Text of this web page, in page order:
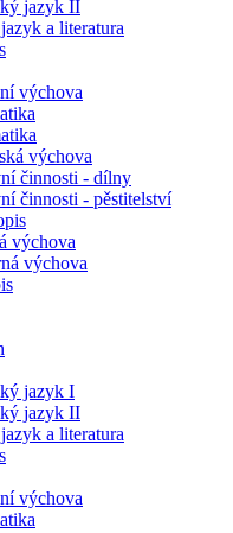
jazyk II
a literatura
výchova
výchova
činnosti - dílny
činnosti - pěstitelství
výchova
výchova
jazyk I
jazyk II
a literatura
výchova